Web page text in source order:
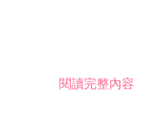
閱讀完整內容